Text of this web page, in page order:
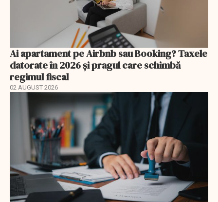
Ai apartament pe Airbnb sau Booking? Taxele
datorate în 2026 și pragul care schimbă
regimul fiscal
02 AUGUST 2026